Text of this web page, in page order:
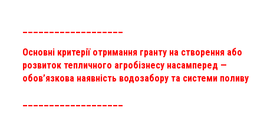
___________________
Основні критерії отримання гранту на створення або
розвиток тепличного агробізнесу насамперед —
обов’язкова наявність водозабору та системи поливу
___________________